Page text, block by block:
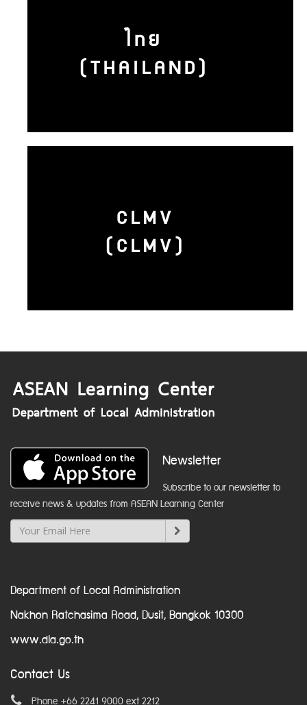
ไทย
(THAILAND)
CLMV
(CLMV)
Newsletter
Subscribe to our newsletter to
receive news & updates from ASEAN Learning Center
Department of Local Administration
Nakhon Ratchasima Road, Dusit, Bangkok 10300
www.dla.go.th
Contact Us
Phone +66 2241 9000 ext 2212